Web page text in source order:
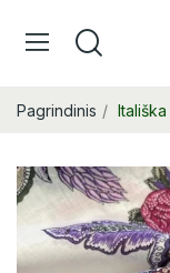
Pagrindinis